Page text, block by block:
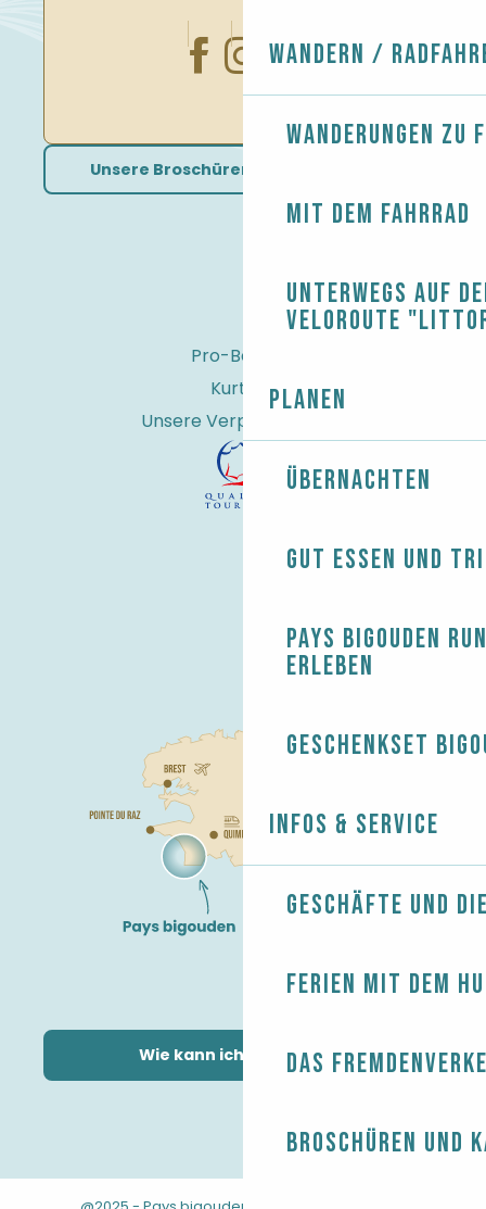
Wandern /
Wanderungen zu
Mit dem Fahrrad
Unterwegs auf
Veloroute
Planen
Übernachten
Gut essen und
Pays Bigouden
erleben
Geschenkset
Infos & Service
Geschäfte und
Ferien mit dem
Das
Broschüren und
Unsere Broschüren herunterladen
Pro-Bereich
Kurtaxe
Unsere Verpflichtungen
Wie kann ich kommen?